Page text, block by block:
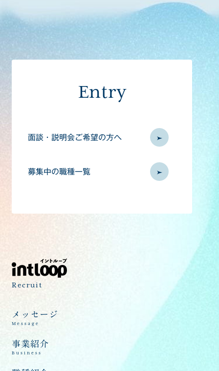
Entry
面談・説明会ご希望の方へ
募集中の職種一覧
Recruit
メッセージ
Message
事業紹介
Business